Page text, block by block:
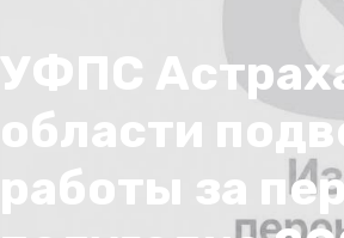
УФПС
области
работы за